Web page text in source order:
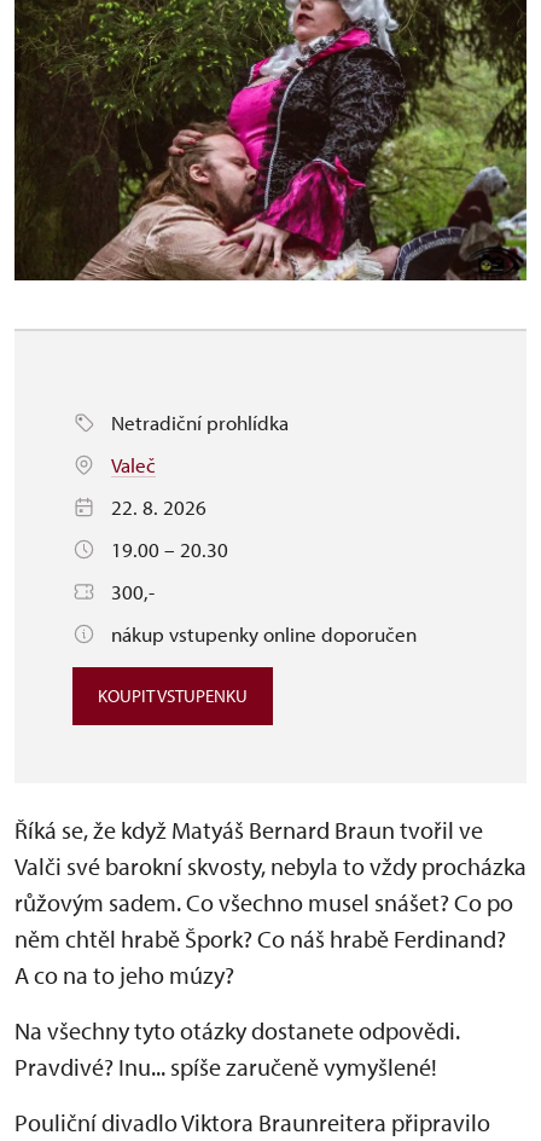
Netradiční prohlídka
Valeč
22. 8. 2026
19.00 – 20.30
300,-
nákup vstupenky online doporučen
KOUPIT VSTUPENKU
Říká se, že když Matyáš Bernard Braun tvořil ve
Valči své barokní skvosty, nebyla to vždy procházka
růžovým sadem. Co všechno musel snášet? Co po
něm chtěl hrabě Špork? Co náš hrabě Ferdinand?
A co na to jeho múzy?
Na všechny tyto otázky dostanete odpovědi.
Pravdivé? Inu... spíše zaručeně vymyšlené!
Pouliční divadlo Viktora Braunreitera připravilo